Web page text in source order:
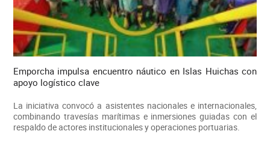
Emporcha impulsa encuentro náutico en Islas Huichas con
apoyo logístico clave
La iniciativa convocó a asistentes nacionales e internacionales,
combinando travesías marítimas e inmersiones guiadas con el
respaldo de actores institucionales y operaciones portuarias.